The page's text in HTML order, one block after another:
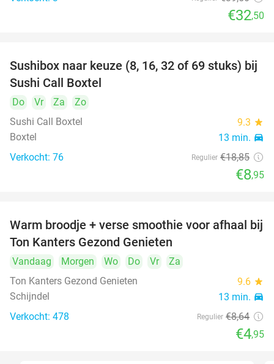
€32,50
53%
Sushibox naar keuze (8, 16, 32 of 69 stuks) bij
Sushi Call Boxtel
Do Vr Za
Zo
Sushi Call Boxtel
9.3 star
Boxtel 13 min. directions_car
Verkocht: 76 Regulier €18,85
€8,95
43%
Warm broodje + verse smoothie voor afhaal bij
Ton Kanters Gezond Genieten
Vandaag Morgen Wo Do Vr
Za
Ton Kanters Gezond Genieten
9.6 star
Schijndel 13 min. directions_car
Verkocht: 478 Regulier €8,64
€4,95